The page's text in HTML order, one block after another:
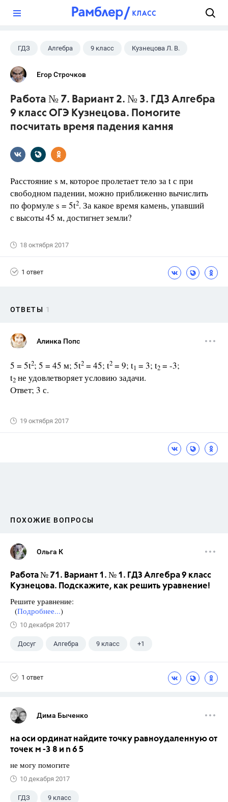
ГДЗ Алгебра 9 класс Кузнецова Л. В.
Егор Строчков
Работа № 7. Вариант 2. № 3. ГДЗ Алгебра
9 класс ОГЭ Кузнецова. Помогите
посчитать время падения камня
Расстояние s м, которое пролетает тело за t с при
свободном падении, можно приближенно вычислить
по формуле s = 5t2. За какое время камень, упавший
с высоты 45 м, достигнет земли?
18 октября 2017
1 ответ
ОТВЕТЫ 1
Алинка Попс
5 = 5t2; 5 = 45 м; 5t2 = 45; t2 = 9; t1 = 3; t2 = -3;
t2 не удовлетворяет условию задачи.
Ответ; 3 с.
19 октября 2017
ПОХОЖИЕ ВОПРОСЫ
Ольга К
Работа № 71. Вариант 1. № 1. ГДЗ Алгебра 9 класс
Кузнецова. Подскажите, как решить уравнение!
Решите уравнение:
(Подробнее...)
10 декабря 2017
Досуг Алгебра 9 класс +1
1 ответ
Дима Быченко
на оси ординат найдите точку равноудаленную от
точек м -3 8 и n 6 5
не могу помогите
10 декабря 2017
ГДЗ 9 класс